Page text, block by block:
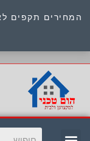
המחירים תקפים